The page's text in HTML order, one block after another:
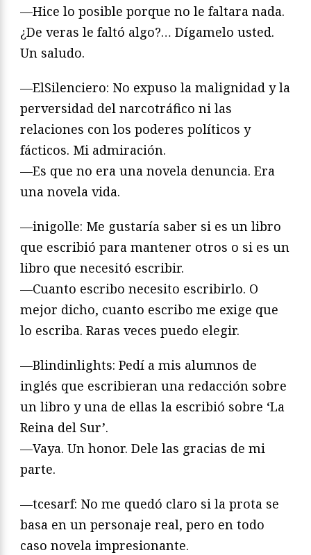
—Hice lo posible porque no le faltara nada.
¿De veras le faltó algo?… Dígamelo usted.
Un saludo.
—ElSilenciero: No expuso la malignidad y la
perversidad del narcotráfico ni las
relaciones con los poderes políticos y
fácticos. Mi admiración.
—Es que no era una novela denuncia. Era
una novela vida.
—inigolle: Me gustaría saber si es un libro
que escribió para mantener otros o si es un
libro que necesitó escribir.
—Cuanto escribo necesito escribirlo. O
mejor dicho, cuanto escribo me exige que
lo escriba. Raras veces puedo elegir.
—Blindinlights: Pedí a mis alumnos de
inglés que escribieran una redacción sobre
un libro y una de ellas la escribió sobre ‘La
Reina del Sur’.
—Vaya. Un honor. Dele las gracias de mi
parte.
—tcesarf: No me quedó claro si la prota se
basa en un personaje real, pero en todo
caso novela impresionante.